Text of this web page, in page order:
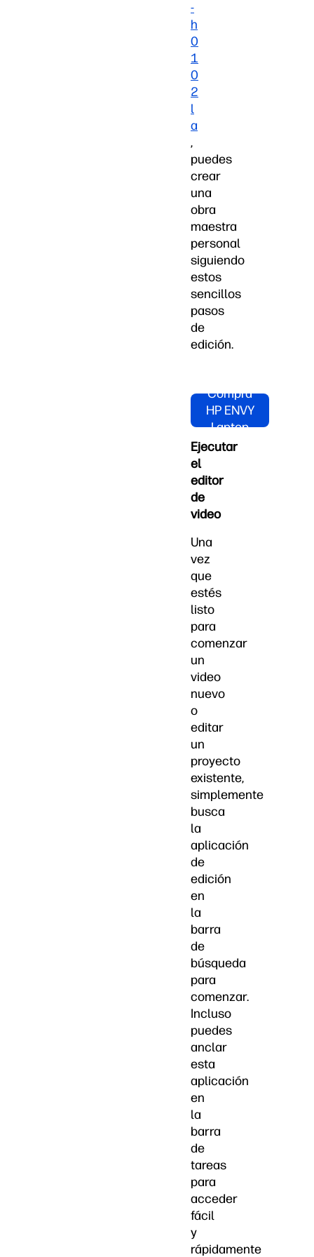
-
h
0
1
0
2
l
a
,
puedes
crear
una
obra
maestra
personal
siguiendo
estos
sencillos
pasos
de
edición.
Compra
HP ENVY
Laptop
Ejecutar
el
editor
de
video
Una
vez
que
estés
listo
para
comenzar
un
video
nuevo
o
editar
un
proyecto
existente,
simplemente
busca
la
aplicación
de
edición
en
la
barra
de
búsqueda
para
comenzar.
Incluso
puedes
anclar
esta
aplicación
en
la
barra
de
tareas
para
acceder
fácil
y
rápidamente